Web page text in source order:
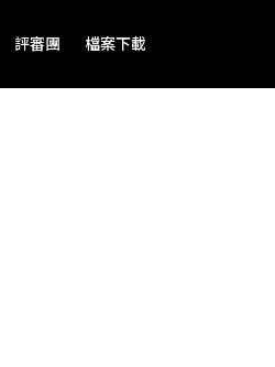
評審團 檔案下載